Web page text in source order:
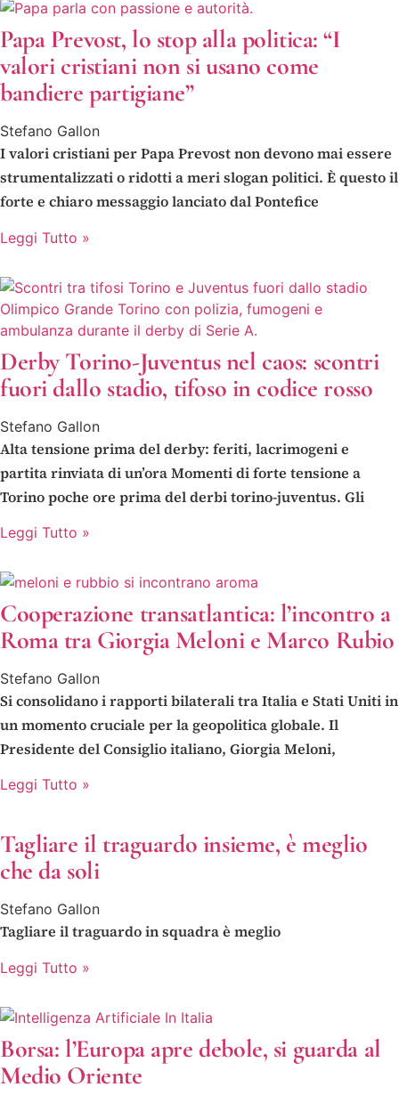
Papa Prevost, lo stop alla politica: “I
valori cristiani non si usano come
bandiere partigiane”
Stefano Gallon
I valori cristiani per Papa Prevost non devono mai essere
strumentalizzati o ridotti a meri slogan politici. È questo il
forte e chiaro messaggio lanciato dal Pontefice
Leggi Tutto »
Derby Torino-Juventus nel caos: scontri
fuori dallo stadio, tifoso in codice rosso
Stefano Gallon
Alta tensione prima del derby: feriti, lacrimogeni e
partita rinviata di un’ora Momenti di forte tensione a
Torino poche ore prima del derbi torino-juventus. Gli
Leggi Tutto »
Cooperazione transatlantica: l’incontro a
Roma tra Giorgia Meloni e Marco Rubio
Stefano Gallon
Si consolidano i rapporti bilaterali tra Italia e Stati Uniti in
un momento cruciale per la geopolitica globale. Il
Presidente del Consiglio italiano, Giorgia Meloni,
Leggi Tutto »
Tagliare il traguardo insieme, è meglio
che da soli
Stefano Gallon
Tagliare il traguardo in squadra è meglio
Leggi Tutto »
Borsa: l’Europa apre debole, si guarda al
Medio Oriente